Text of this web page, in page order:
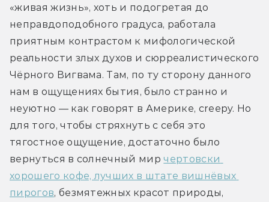
«живая жизнь», хоть и подогретая до
неправдоподобного градуса, работала
приятным контрастом к мифологической
реальности злых духов и сюрреалистического
Чёрного Вигвама. Там, по ту сторону данного
нам в ощущениях бытия, было странно и
неуютно — как говорят в Америке, creepy. Но
для того, чтобы стряхнуть с себя это
тягостное ощущение, достаточно было
вернуться в солнечный мир чертовски
хорошего кофе, лучших в штате вишнёвых
пирогов, безмятежных красот природы,